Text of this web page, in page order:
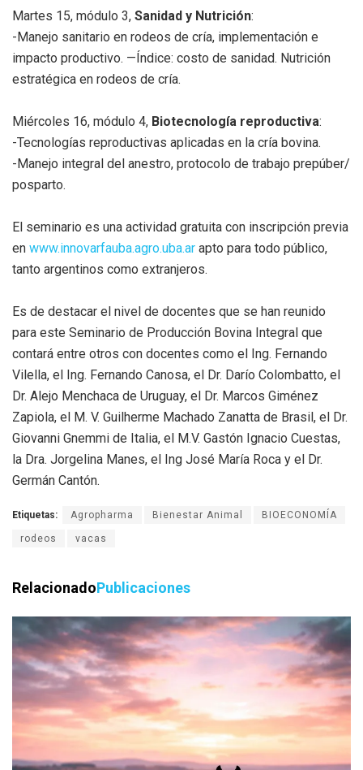
Martes 15, módulo 3, Sanidad y Nutrición:
-Manejo sanitario en rodeos de cría, implementación e
impacto productivo. —Índice: costo de sanidad. Nutrición
estratégica en rodeos de cría.
Miércoles 16, módulo 4, Biotecnología reproductiva:
-Tecnologías reproductivas aplicadas en la cría bovina.
-Manejo integral del anestro, protocolo de trabajo prepúber/
posparto.
El seminario es una actividad gratuita con inscripción previa
en www.innovarfauba.agro.uba.ar apto para todo público,
tanto argentinos como extranjeros.
Es de destacar el nivel de docentes que se han reunido
para este Seminario de Producción Bovina Integral que
contará entre otros con docentes como el Ing. Fernando
Vilella, el Ing. Fernando Canosa, el Dr. Darío Colombatto, el
Dr. Alejo Menchaca de Uruguay, el Dr. Marcos Giménez
Zapiola, el M. V. Guilherme Machado Zanatta de Brasil, el Dr.
Giovanni Gnemmi de Italia, el M.V. Gastón Ignacio Cuestas,
la Dra. Jorgelina Manes, el Ing José María Roca y el Dr.
Germán Cantón.
Etiquetas: Agropharma Bienestar Animal BIOECONOMÍA
rodeos vacas
RelacionadoPublicaciones